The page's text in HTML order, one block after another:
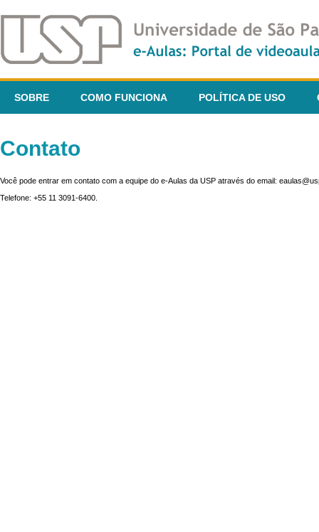
SOBRE COMO FUNCIONA POLÍTICA DE USO
Contato
Você pode entrar em contato com a equipe do e-Aulas da USP através do email:
Telefone: +55 11 3091-6400.